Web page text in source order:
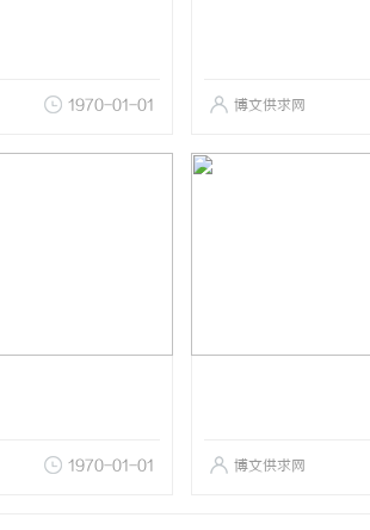
1970-01-01 博文供求网
1970-01-01 博文供求网